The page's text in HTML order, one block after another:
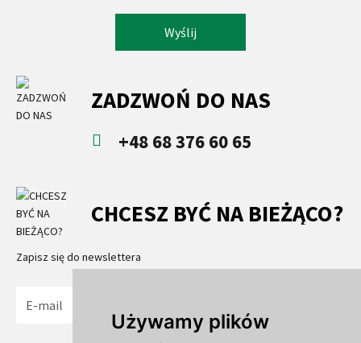
Używamy plików
Wyślij
ZADZWOŃ DO NAS
+48 68 376 60 65
CHCESZ BYĆ NA BIEŻĄCO?
Zapisz się do newslettera